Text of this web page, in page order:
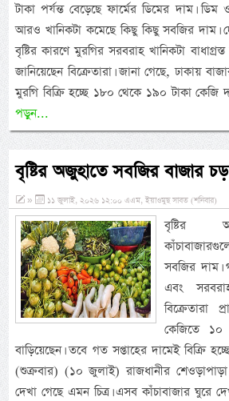
টাকা পর্যন্ত বেড়েছে ফার্মের ডিমের দাম।
আরও খানিকটা কমেছে কিছু কিছু সবজির দাম।
বৃষ্টির কারণে মুরগির সরবরাহ খানিকটা
জানিয়েছেন বিক্রেতারা। জানা গেছে, ঢাকায়
মুরগি বিক্রি হচ্ছে ১৮০ থেকে ১৯০ টাকা কেজি
পড়ুন...
বৃষ্টির অজুহাতে সবজির বাজার
» ১১ জুলাই, ২০২৬ ১২:০০ এএম, ইয়াওমুছ সাবত (শনিবার)
বৃষ্টির
সবজির দাম।
এবং
বিক্রেতারা
কেজিতে ১০
বাড়িয়েছেন। তবে গত সপ্তাহের দামেই বিক্রি
(শুক্রবার) (১০ জুলাই) রাজধানীর
দেখা গেছে এমন চিত্র। এসব কাঁচাবাজার ঘুরে